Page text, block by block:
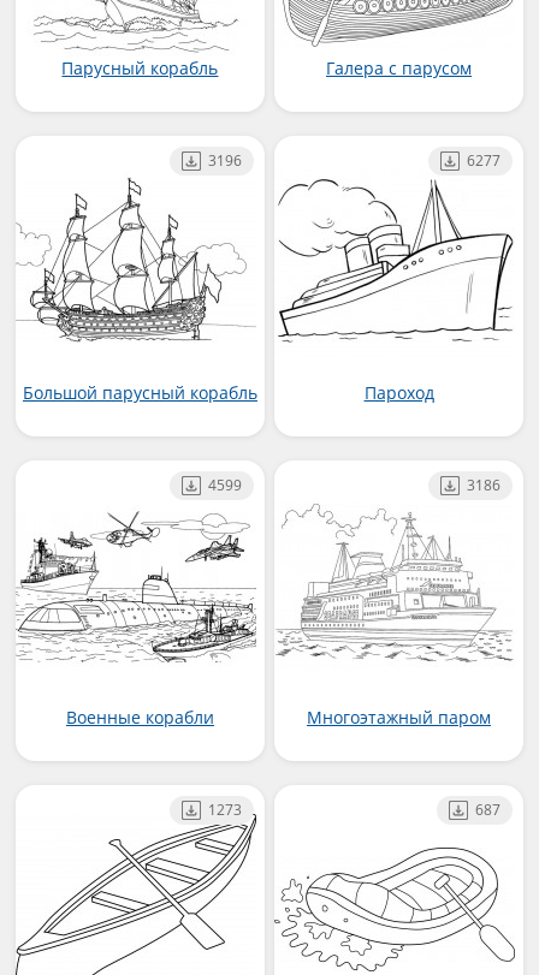
Парусный корабль Галера с парусом
Большой парусный корабль
3196
Пароход
6277
Военные корабли
4599
Многоэтажный паром
3186
1273 687